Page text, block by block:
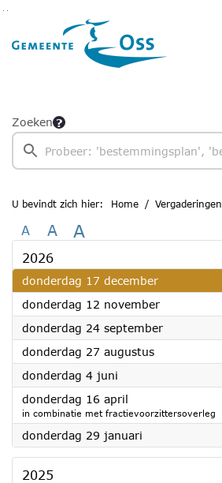
Ga naar de inhoud van deze pagina
Ga naar het zoeken
Ga naar het menu
Zoeken
U bevindt zich hier: Home Vergaderingen
A A A
2026
donderdag 17 december2026
donderdag 12 november2026
donderdag 24 september2026
donderdag 27 augustus2026
donderdag 4 juni
donderdag 16 april
in combinatie met fractievoorzittersoverleg
donderdag 29 januari
2025